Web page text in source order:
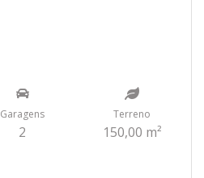
Garagens
2
Terreno
150,00 m²